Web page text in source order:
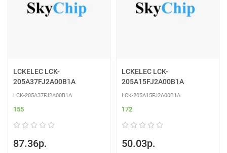
LCKELEC LCK-
205A37FJ2A00B1A
LCK-205A37FJ2A00B1A
155
87.36р.
LCKELEC LCK-
205A15FJ2A00B1A
LCK-205A15FJ2A00B1A
172
50.03р.